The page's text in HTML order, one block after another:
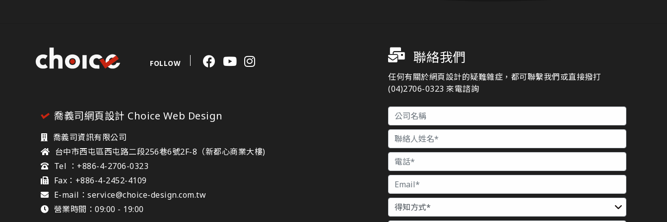
FOLLOW
喬義司網頁設計 Choice Web Design
喬義司資訊有限公司
台中市西屯區西屯路二段256巷6號2F-8（新都心商業大樓)
Tel ：+886-4-2706-0323
Fax：+886-4-2452-4109
E-mail：service@choice-design.com.tw
營業時間：09:00 - 19:00
聯絡我們
任何有關於網頁設計的疑難雜症，都可聯繫我們或直接撥打
(04)2706-0323 來電諮詢